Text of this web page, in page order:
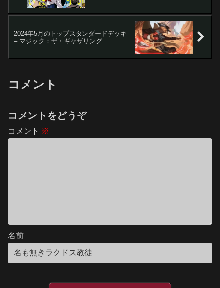
2024年5月のトップスタンダードデッキ
– マジック：ザ・ギャザリング
コメント
コメントをどうぞ
コメント ※
名前